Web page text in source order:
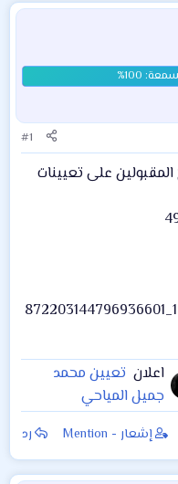
#1
على تعيينات
اعلان تعيين محمد
جميل المياحي
محافظا جديدا
لمحافظة واسط خلفا
لمحمود الملا طلال
إشعار - Mention رد